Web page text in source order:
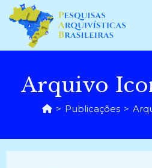
para
conteúdo
Arquivo
> Publicações >